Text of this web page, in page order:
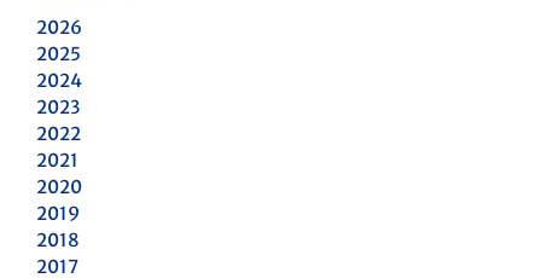
2026
2025
2024
2023
2022
2021
2020
2019
2018
2017